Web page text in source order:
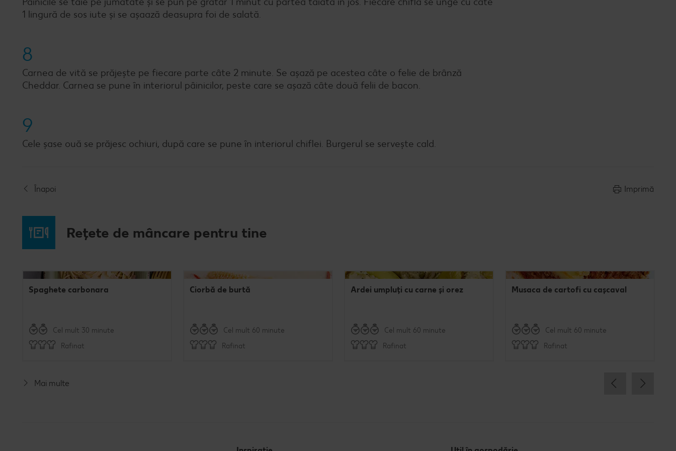
1 lingură de sos iute și se așaază deasupra foi de salată.
8
Carnea de vită se prăjește pe fiecare parte câte 2 minute. Se așază pe acestea câte o felie de brânză
Cheddar. Carnea se pune în interiorul pâinicilor, peste care se așază câte două felii de bacon.
9
Cele șase ouă se prăjesc ochiuri, după care se pune în interiorul chiflei. Burgerul se servește cald.
Înapoi Imprimă
Rețete de mâncare pentru tine
Spaghete carbonara
Cel mult 30 minute
Rafinat
Ciorbă de burtă
Cel mult 60 minute
Rafinat
Ardei umpluți cu carne și orez
Cel mult 60 minute
Rafinat
Musaca de cartofi cu cașcaval
Cel mult 60 minute
Rafinat
Mai multe